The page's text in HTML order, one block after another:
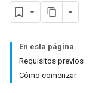
En esta página
Requisitos previos
Cómo comenzar